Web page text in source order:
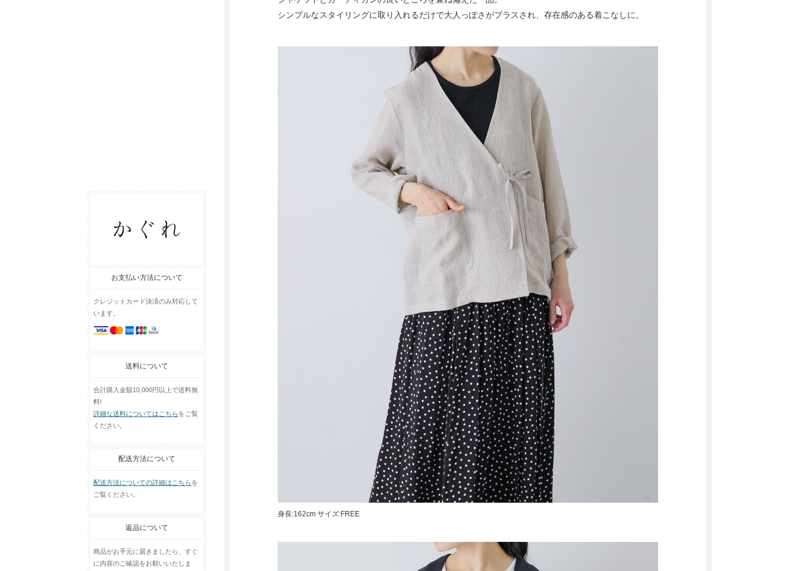
お支払い方法について
クレジットカード決済のみ対応して
います。
送料について
合計購入金額10,000円以上で送料無
料!
詳細な送料についてはこちらをご覧
ください。
配送方法について
配送方法についての詳細はこちらを
ご覧ください。
返品について
商品がお手元に届きましたら、すぐ
に内容のご確認をお願いいたしま
シンプルなスタイリングに取り入れるだけで大人っぽさがプラスされ、存在感のある着こなしに。
身長:162cm サイズ:FREE